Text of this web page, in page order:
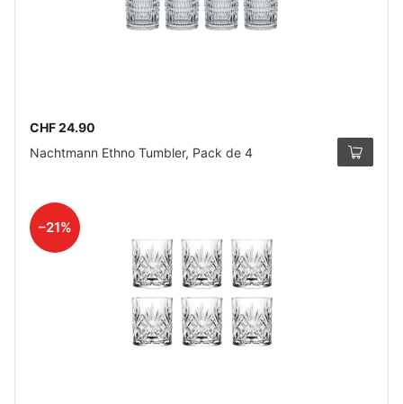
CHF 24.90
Nachtmann Ethno Tumbler, Pack de 4
–21%